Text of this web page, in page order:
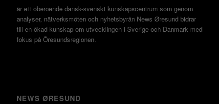
är ett oberoende dansk-svenskt kunskapscentrum som genom
analyser, nätverksmöten och nyhetsbyrån News Øresund bidrar
till en ökad kunskap om utvecklingen i Sverige och Danmark med
fokus på Öresundsregionen.
NEWS ØRESUND